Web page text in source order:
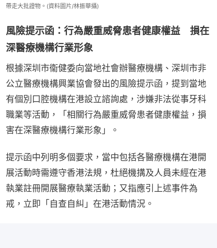
帶走大批證物。(資料圖片/林振華攝)
風險提示函：行為嚴重威脅患者健康權益 損在
深醫療機構行業形象
根據深圳市衞健委向當地社會辦醫療機構、深圳市非
公立醫療機構興業協會發出的風險提示函，提到當地
有個別口腔機構在港設立諮詢處，涉嫌非法從事牙科
職業等活動，「相關行為嚴重威脅患者健康權益，損
害在深醫療機構行業形象」。
提示函中列明多個要求，當中包括各醫療機構在港開
展活動時需遵守香港法規，杜絕機搆及人員未經在港
執業註冊開展醫療執業活動；又指應引上述事件為
戒，立即「自查自糾」在港活動情況。